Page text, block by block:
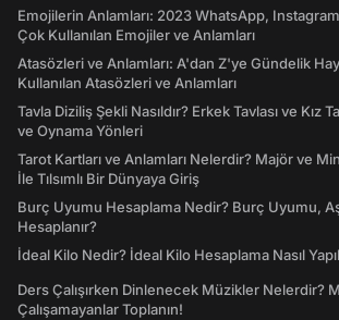
Emojilerin Anlamları: 2023 WhatsApp,
Çok Kullanılan Emojiler ve Anlamları
Atasözleri ve Anlamları: A'dan Z'ye Gündelik
Kullanılan Atasözleri ve Anlamları
Tavla Diziliş Şekli Nasıldır? Erkek Tavlası ve Kız
ve Oynama Yönleri
Tarot Kartları ve Anlamları Nelerdir? Majör ve
İle Tılsımlı Bir Dünyaya Giriş
Burç Uyumu Hesaplama Nedir? Burç Uyumu,
Hesaplanır?
İdeal Kilo Nedir? İdeal Kilo Hesaplama Nasıl
Ders Çalışırken Dinlenecek Müzikler Nelerdir?
Çalışamayanlar Toplanın!